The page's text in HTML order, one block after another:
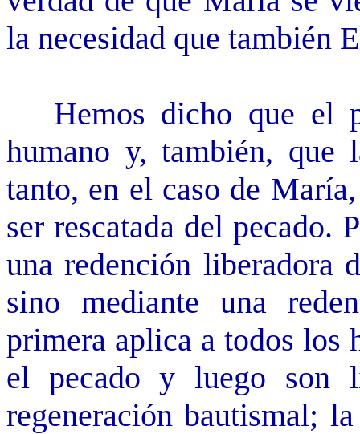
la necesidad que también
Hemos dicho que el
humano y, también, que
tanto, en el caso de
ser rescatada del pecado.
una redención liberadora
sino mediante una
primera aplica a todos los
el pecado y luego son
regeneración bautismal;